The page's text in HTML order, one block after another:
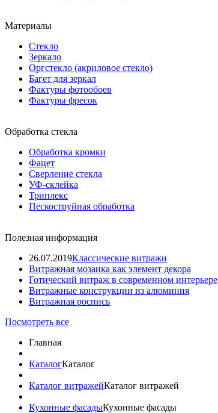
Материалы
Стекло
Зеркало
Оргстекло (акриловое стекло)
Багет для зеркал
Фактуры фотообоев
Фактуры фресок
Обработка стекла
Обработка кромки
Фацет
Сверление стекла
УФ-склейка
Триплекс
Пескоструйная обработка
Полезная информация
26.07.2019Классические витражи
Витражная мозаика как элемент декора
Готический витраж в современном интерьере
Витражные конструкции из алюминия
Витражная роспись
Посмотреть все
Главная
КаталогКаталог
Каталог витражейКаталог витражей
Кухонные фасадыКухонные фасады